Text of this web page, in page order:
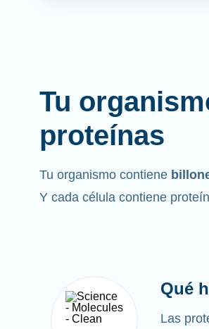
Tu
proteínas
Tu organismo contiene
Y cada célula contiene
Qué
Las